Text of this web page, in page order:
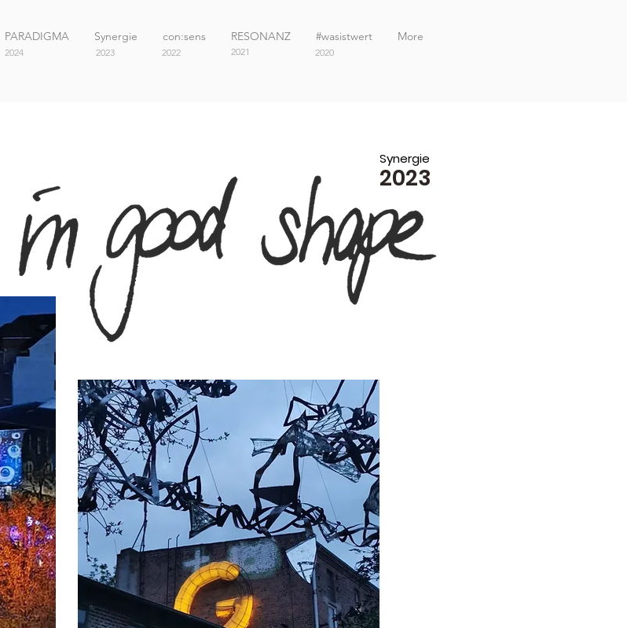
PARADIGMA Synergie con:sens RESONANZ #wasistwert More
2024 2023 2022 2021 2020
2023
Synergie